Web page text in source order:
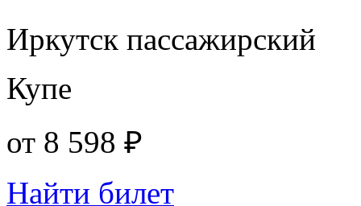
Иркутск пассажирский
Купе
от 8 598 ₽
Найти билет